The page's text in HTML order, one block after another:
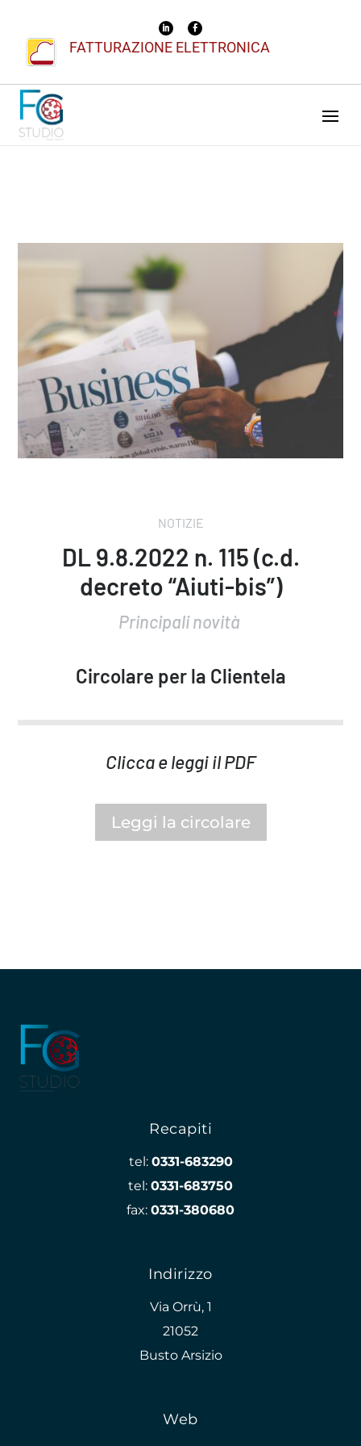
FATTURAZIONE ELETTRONICA
NOTIZIE
DL 9.8.2022 n. 115 (c.d.
decreto “Aiuti-bis”)
Principali novità
Circolare per la Clientela
Clicca e leggi il PDF
Leggi la circolare
Recapiti
tel: 0331-683290
tel: 0331-683750
fax: 0331-380680
Indirizzo
Via Orrù, 1
21052
Busto Arsizio
Web